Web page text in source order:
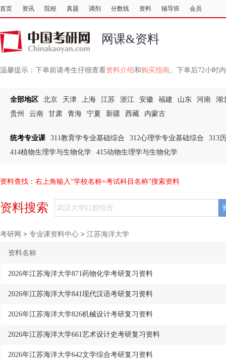
首页 资讯 院校 真题 调剂 分数线 资料 辅导班 会员
网课&资料
温馨提示： 下单前请考生仔细查看资料介绍和 购买指南。下单后72小时
全部地区 北京 天津 上海 江苏 浙江 安徽 福建 山东 河南
湖
贵州
云南 甘肃 青海 宁夏 新疆 西藏 内蒙古
统考专业课 311教育学专业基础综合 312心理学专业基础综合
313
414植物生理学与生物化学
415动物生理学与生物化学
资料查找：右上角输入“学校名称+考试科目名称”搜索资料
资料搜索
考研网 > 专业课资料中心 > 江苏海洋大学
资料名称
2026年江苏海洋大学871药物化学考研复习资料
2026年江苏海洋大学841现代汉语考研复习资料
2026年江苏海洋大学826机械设计考研复习资料
2026年江苏海洋大学661艺术设计史考研复习资料
2026年江苏海洋大学642文学综合考研复习资料